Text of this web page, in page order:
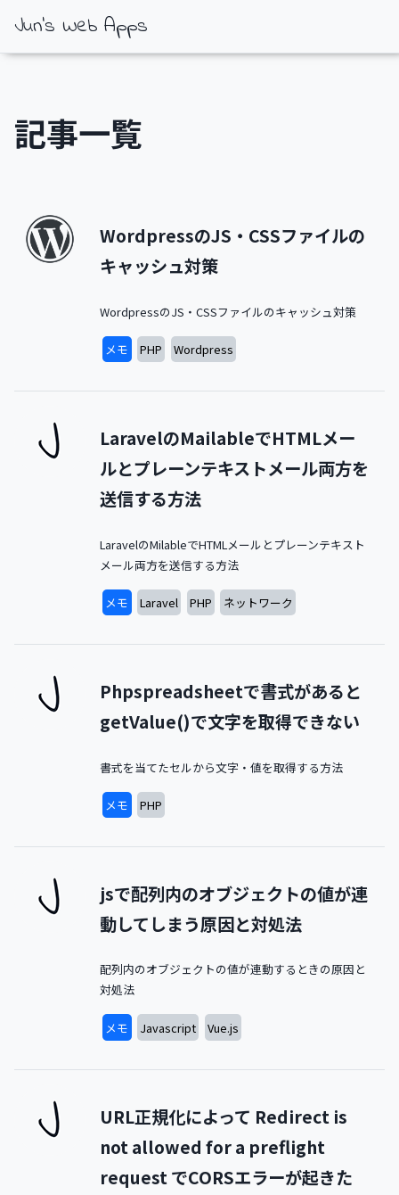
Jun's Web Apps
記事一覧
WordpressのJS・CSSファイルの
キャッシュ対策
WordpressのJS・CSSファイルのキャッシュ対策
メモ PHP Wordpress
LaravelのMailableでHTMLメー
ルとプレーンテキストメール両方を
送信する方法
LaravelのMilableでHTMLメールとプレーンテキスト
メール両方を送信する方法
メモ Laravel PHP ネットワーク
Phpspreadsheetで書式があると
getValue()で文字を取得できない
書式を当てたセルから文字・値を取得する方法
メモ PHP
jsで配列内のオブジェクトの値が連
動してしまう原因と対処法
配列内のオブジェクトの値が連動するときの原因と
対処法
メモ Javascript Vue.js
URL正規化によって Redirect is
not allowed for a preflight
request でCORSエラーが起きた